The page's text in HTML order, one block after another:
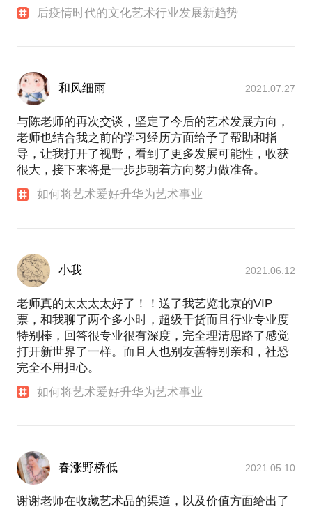
后疫情时代的文化艺术行业发展新趋势
和风细雨 2021.07.27
与陈老师的再次交谈，坚定了今后的艺术发展方向，
老师也结合我之前的学习经历方面给予了帮助和指
导，让我打开了视野，看到了更多发展可能性，收获
很大，接下来将是一步步朝着方向努力做准备。
如何将艺术爱好升华为艺术事业
小我 2021.06.12
老师真的太太太太好了！！送了我艺览北京的VIP
票，和我聊了两个多小时，超级干货而且行业专业度
特别棒，回答很专业很有深度，完全理清思路了感觉
打开新世界了一样。而且人也别友善特别亲和，社恐
完全不用担心。
如何将艺术爱好升华为艺术事业
春涨野桥低 2021.05.10
谢谢老师在收藏艺术品的渠道，以及价值方面给出了